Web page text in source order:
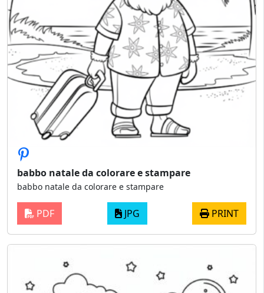
babbo natale da colorare e stampare
babbo natale da colorare e stampare
PDF JPG PRINT